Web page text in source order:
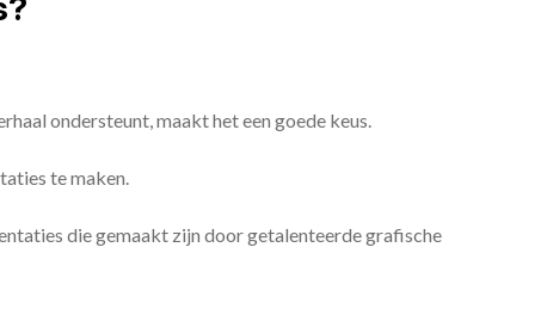
ondersteunt, maakt het een goede keus.
te maken.
die gemaakt zijn door getalenteerde grafische